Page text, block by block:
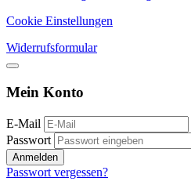
Cookie Einstellungen
Widerrufsformular
Mein Konto
E-Mail
Passwort
Anmelden
Passwort vergessen?